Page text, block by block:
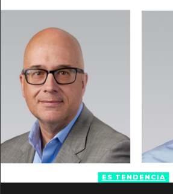
ES TENDENCIA